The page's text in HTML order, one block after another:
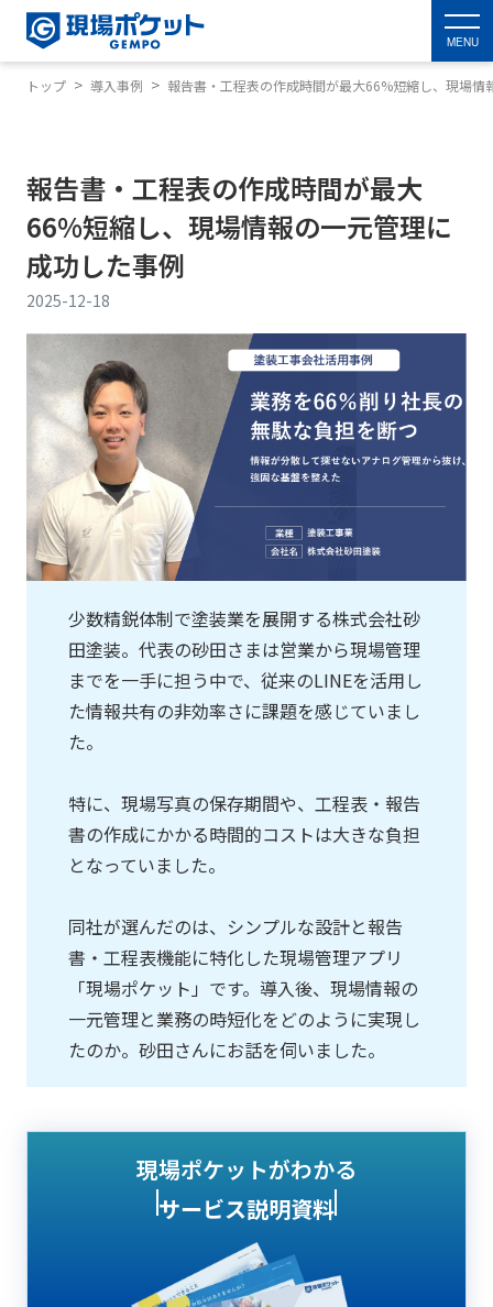
MENU
トップ 導入事例 報告書・工程表の作成時間が最大66%短縮し、現場情
報告書・工程表の作成時間が最大
66%短縮し、現場情報の一元管理に
成功した事例
2025-12-18
少数精鋭体制で塗装業を展開する株式会社砂
田塗装。代表の砂田さまは営業から現場管理
までを一手に担う中で、従来のLINEを活用し
た情報共有の非効率さに課題を感じていまし
た。
特に、現場写真の保存期間や、工程表・報告
書の作成にかかる時間的コストは大きな負担
となっていました。
同社が選んだのは、シンプルな設計と報告
書・工程表機能に特化した現場管理アプリ
「現場ポケット」です。導入後、現場情報の
一元管理と業務の時短化をどのように実現し
たのか。砂田さんにお話を伺いました。
現場ポケットがわかる
サービス説明資料